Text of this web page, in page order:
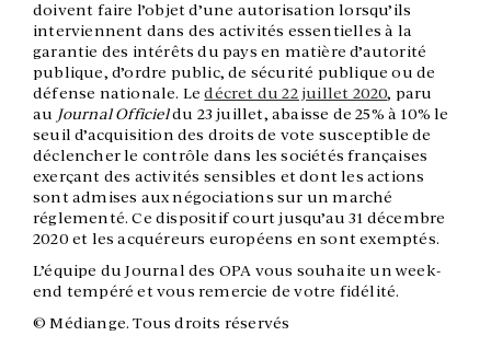
doivent faire l’objet d’une autorisation lorsqu’ils
interviennent dans des activités essentielles à la
garantie des intérêts du pays en matière d’autorité
publique, d’ordre public, de sécurité publique ou de
défense nationale. Ledécret du 22 juillet 2020, paru
au Journal Officieldu 23 juillet, abaisse de 25% à 10% le
seuil d’acquisition des droits de vote susceptible de
déclencher le contrôle dans les sociétés françaises
exerçant des activités sensibles et dont les actions
sont admises aux négociations sur un marché
réglementé. Ce dispositif court jusqu’au 31 décembre
2020 et les acquéreurs européens en sont exemptés.
L’équipe du Journal des OPA vous souhaite un week-
end tempéré et vous remercie de votre fidélité.
© Médiange. Tous droits réservés